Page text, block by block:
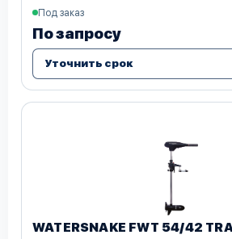
Под заказ
По запросу
Уточнить срок
WATERSNAKE FWT 54/42